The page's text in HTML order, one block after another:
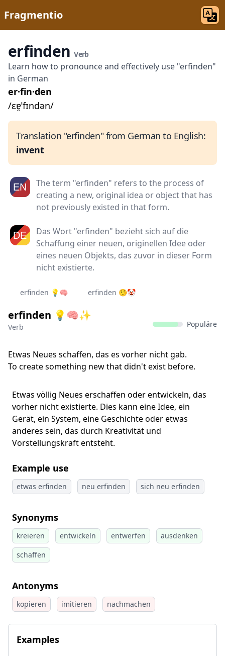
Fragmentio
erfindenVerb
Learn how to pronounce and effectively use "erfinden"
in German
er·fin·den
/ɛɐ̯ˈfɪndən/
Translation "erfinden" from German to English:
invent
The term "erfinden" refers to the process of
creating a new, original idea or object that has
not previously existed in that form.
Das Wort "erfinden" bezieht sich auf die
Schaffung einer neuen, originellen Idee oder
eines neuen Objekts, das zuvor in dieser Form
nicht existierte.
erfinden 💡🧠 erfinden 🤥🤡
erfinden 💡🧠✨
Verb Populäre
Etwas Neues schaffen, das es vorher nicht gab.
To create something new that didn't exist before.
Etwas völlig Neues erschaffen oder entwickeln, das
vorher nicht existierte. Dies kann eine Idee, ein
Gerät, ein System, eine Geschichte oder etwas
anderes sein, das durch Kreativität und
Vorstellungskraft entsteht.
Example use
etwas erfinden neu erfinden sich neu erfinden
Synonyms
kreieren entwickeln entwerfen
ausdenken
schaffen
Antonyms
kopieren imitieren nachmachen
Examples